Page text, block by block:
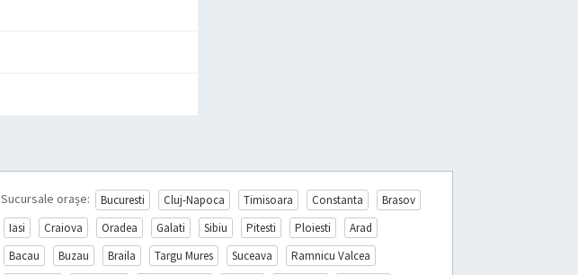
Sucursale orașe: Bucuresti Cluj-Napoca Timisoara Constanta
Brasov
Iasi
Craiova Oradea Galati Sibiu Pitesti Ploiesti
Arad
Bacau
Buzau Braila Targu Mures Suceava
Ramnicu Valcea